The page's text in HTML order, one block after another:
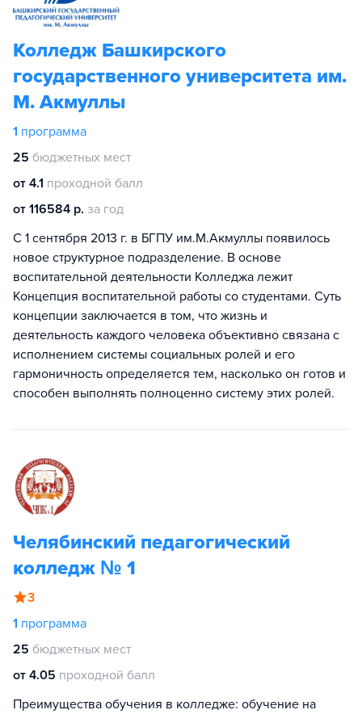
Колледж Башкирского
государственного университета им.
М. Акмуллы
1 программа
25 бюджетных мест
от 4.1 проходной балл
от 116584 р. за год
С 1 сентября 2013 г. в БГПУ им.М.Акмуллы появилось
новое структурное подразделение. В основе
воспитательной деятельности Колледжа лежит
Концепция воспитательной работы со студентами. Суть
концепции заключается в том, что жизнь и
деятельность каждого человека объективно связана с
исполнением системы социальных ролей и его
гармоничность определяется тем, насколько он готов и
способен выполнять полноценно систему этих ролей.
Челябинский педагогический
колледж № 1
3
1 программа
25 бюджетных мест
от 4.05 проходной балл
Преимущества обучения в колледже: обучение на